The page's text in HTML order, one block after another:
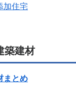
加住宅
築建材
まとめ